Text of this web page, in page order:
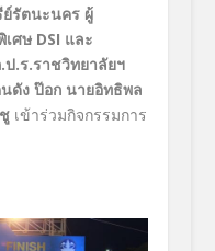
ย์รัตนะนคร ผู้
ศษ DSI และ
ป.ร.ราชวิทยาลัยฯ
ดัง ป๊อก นายอิทธิพล
เข้าร่วมกิจกรรมการ